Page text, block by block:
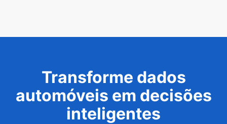
Transforme dados
automóveis em decisões
inteligentes